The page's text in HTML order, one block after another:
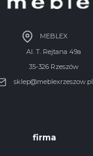
MEBLEX
Al. T. Rejtana 49a
35-326 Rzeszów
sklep@meblexrzeszow.pl
firma